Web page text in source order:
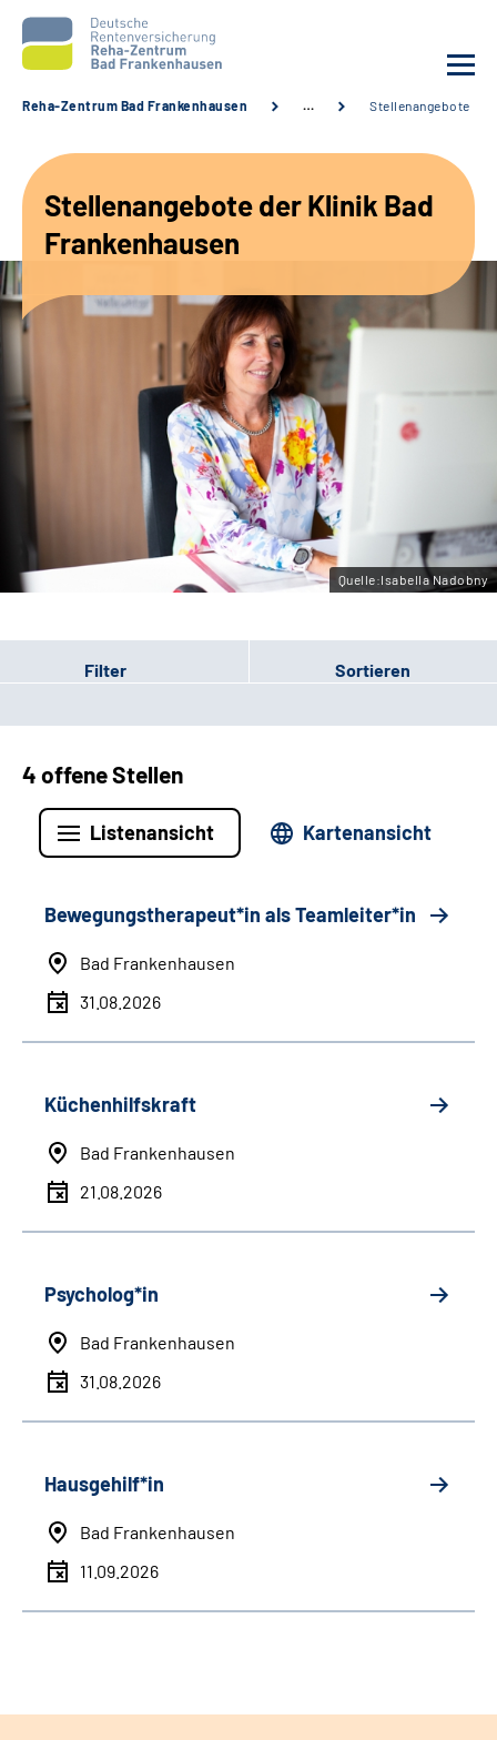
Unsere Angebote
Karriere
Sozialdienste & Zuweisende
Leichte Sprache
Gebärdensprache
Reha-Zentrum Bad Frankenhausen … Stellenangebote
Stellenangebote der Klinik Bad
Frankenhausen
Quelle:Isabella Nadobny
Filter Sortieren
4 offene Stellen
Listenansicht Kartenansicht
Bewegungstherapeut*in als Teamleiter*in
Bad Frankenhausen
31.08.2026
Küchenhilfskraft
Bad Frankenhausen
21.08.2026
Psycholog*in
Bad Frankenhausen
31.08.2026
Hausgehilf*in
Bad Frankenhausen
11.09.2026